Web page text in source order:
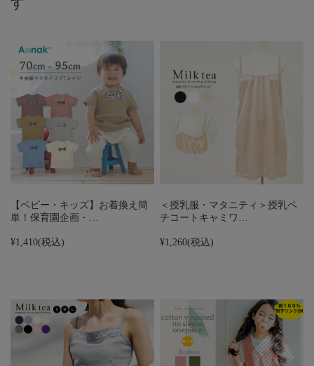
【ベビー・キッズ】お着換え簡
単！保育園企画・…
¥1,410(税込)
＜授乳服・マタニティ＞授乳ペ
チコートキャミワ…
¥1,260(税込)